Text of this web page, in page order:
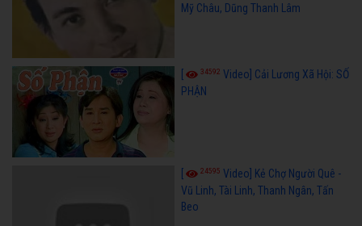
Mỹ Châu, Dũng Thanh Lâm
34592 Video] Cải Lương Xã Hội: SỐ
PHẬN
24595 Video] Kẻ Chợ Người Quê -
Vũ Linh, Tài Linh, Thanh Ngân, Tấn
Beo